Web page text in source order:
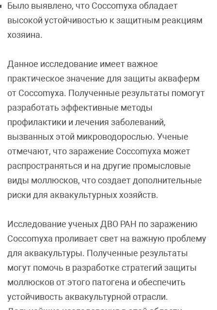
Было выявлено, что Coccomyxa обладает
высокой устойчивостью к защитным реакциям
хозяина.
Данное исследование имеет важное
практическое значение для защиты акваферм
от Coccomyxa. Полученные результаты помогут
разработать эффективные методы
профилактики и лечения заболеваний,
вызванных этой микроводорослью. Ученые
отмечают, что заражение Coccomyxa может
распространяться и на другие промысловые
виды моллюсков, что создает дополнительные
риски для аквакультурных хозяйств.
Исследование ученых ДВО РАН по заражению
Coccomyxa проливает свет на важную проблему
для аквакультуры. Полученные результаты
могут помочь в разработке стратегий защиты
моллюсков от этого патогена и обеспечить
устойчивость аквакультурной отрасли.